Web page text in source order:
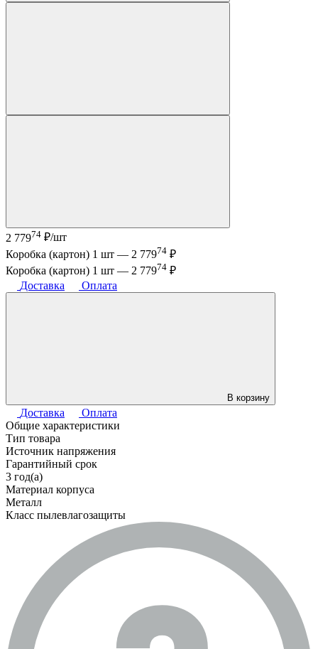
2 77974 ₽/шт
Коробка (картон) 1 шт — 2 77974 ₽
Коробка (картон) 1 шт — 2 77974 ₽
Доставка
Оплата
В корзину
Доставка
Оплата
Общие характеристики
Тип товара
Источник напряжения
Гарантийный срок
3 год(а)
Материал корпуса
Металл
Класс пылевлагозащиты